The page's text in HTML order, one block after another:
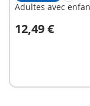
Adultes avec
12,49 €
Au panier